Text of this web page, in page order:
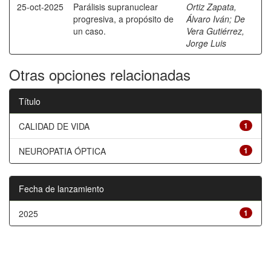
25-oct-2025
Parálisis supranuclear
progresiva, a propósito de
un caso.
Ortiz Zapata,
Álvaro Iván; De
Vera Gutiérrez,
Jorge Luis
Otras opciones relacionadas
Título
1
CALIDAD DE VIDA
1
NEUROPATIA ÓPTICA
Fecha de lanzamiento
1
2025